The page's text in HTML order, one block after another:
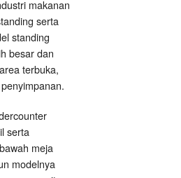
makanan
serta
standing
besar dan
terbuka,
serta
meja
modelnya